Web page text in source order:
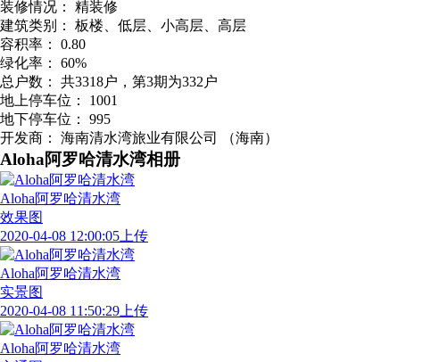
装修情况：
精装修
建筑类别：
板楼、低层、小高层、高层
容积率：
0.80
绿化率：
60%
总户数：
共3318户，第3期为332户
地上停车位：
1001
地下停车位：
995
开发商：
海南清水湾旅业有限公司 （海南）
Aloha阿罗哈清水湾相册
Aloha阿罗哈清水湾
效果图
2020-04-08 12:00:05上传
Aloha阿罗哈清水湾
实景图
2020-04-08 11:50:29上传
Aloha阿罗哈清水湾